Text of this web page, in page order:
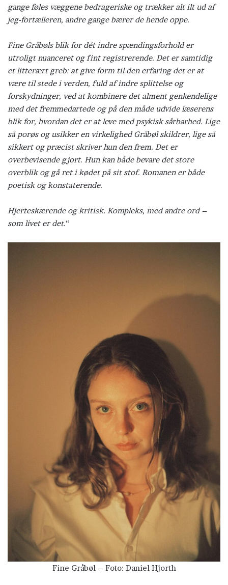
gange føles væggene bedrageriske og trækker alt ilt ud af
jeg-fortælleren, andre gange bærer de hende oppe.
Fine Gråbøls blik for dét indre spændingsforhold er
utroligt nuanceret og fint registrerende. Det er samtidig
et litterært greb: at give form til den erfaring det er at
være til stede i verden, fuld af indre splittelse og
forskydninger, ved at kombinere det alment genkendelige
med det fremmedartede og på den måde udvide læserens
blik for, hvordan det er at leve med psykisk sårbarhed. Lige
så porøs og usikker en virkelighed Gråbøl skildrer, lige så
sikkert og præcist skriver hun den frem. Det er
overbevisende gjort. Hun kan både bevare det store
overblik og gå ret i kødet på sit stof. Romanen er både
poetisk og konstaterende.
Hjerteskærende og kritisk. Kompleks, med andre ord –
som livet er det.“
Fine Gråbøl – Foto: Daniel Hjorth